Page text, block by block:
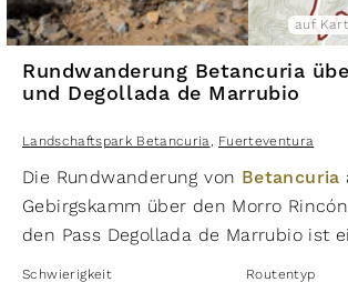
auf
Rundwanderung Betancuria
und Degollada de Marrubio
Landschaftspark Betancuria Fuerteventura
Die Rundwanderung von Betancuria
Gebirgskamm über den Morro
den Pass Degollada de Marrubio ist
Schwierigkeit Routentyp